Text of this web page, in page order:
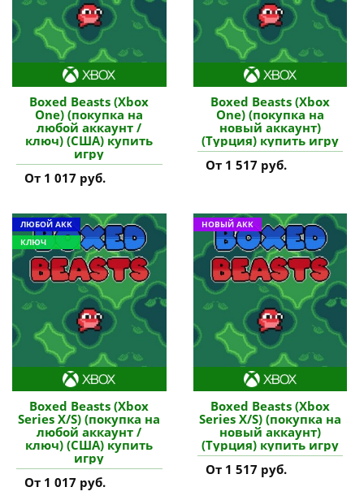
Boxed Beasts (Xbox
One) (покупка на
любой аккаунт /
ключ) (США) купить
игру
От 1 017 руб.
Boxed Beasts (Xbox
One) (покупка на
новый аккаунт)
(Турция) купить игру
От 1 517 руб.
ЛЮБОЙ АКК
КЛЮЧ
Boxed Beasts (Xbox
Series X/S) (покупка на
любой аккаунт /
ключ) (США) купить
игру
От 1 017 руб.
НОВЫЙ АКК
Boxed Beasts (Xbox
Series X/S) (покупка на
новый аккаунт)
(Турция) купить игру
От 1 517 руб.